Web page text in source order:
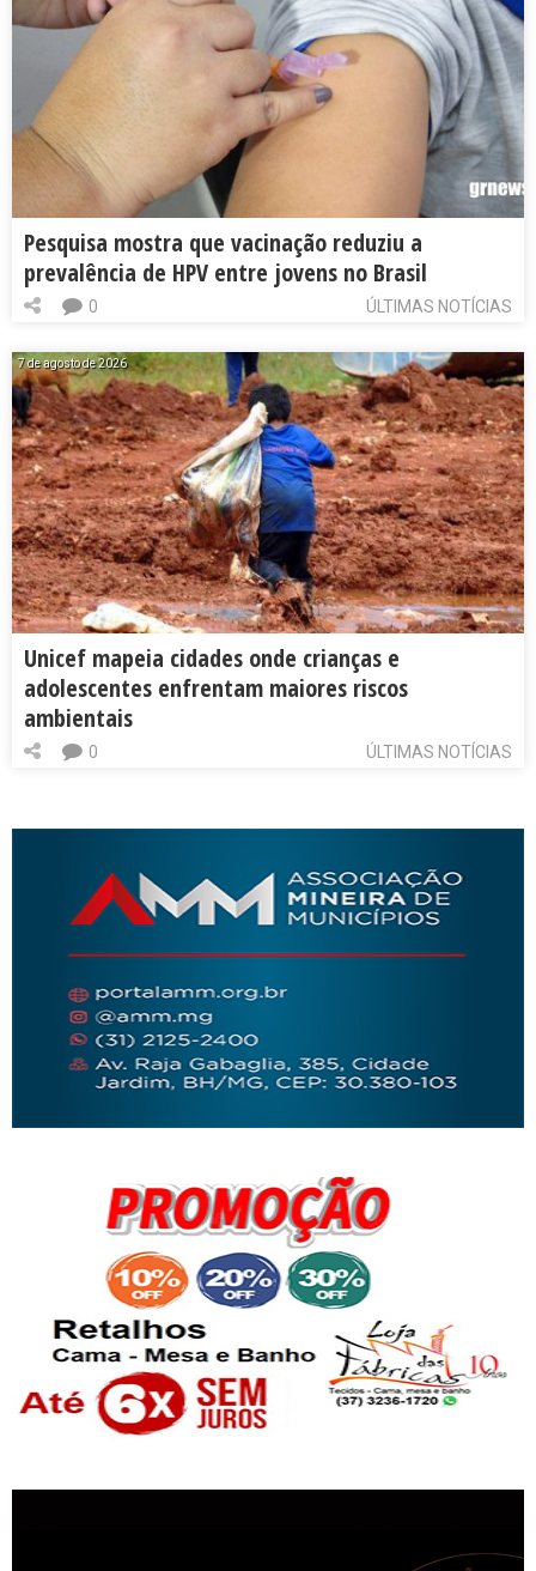
Pesquisa mostra que vacinação reduziu a
prevalência de HPV entre jovens no Brasil
ÚLTIMAS NOTÍCIAS
0
7 de agosto de 2026
Unicef mapeia cidades onde crianças e
adolescentes enfrentam maiores riscos
ambientais
ÚLTIMAS NOTÍCIAS
0